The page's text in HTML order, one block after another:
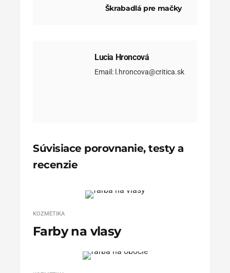
Škrabadlá pre mačky
Lucia Hroncová
Email: l.hroncova@critica.sk
Súvisiace porovnanie, testy a
recenzie
KOZMETIKA
Farby na vlasy